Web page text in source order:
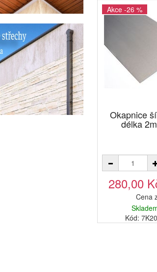
Akce -26 %
Okapnice
délka
280,00
Cena
Kód: